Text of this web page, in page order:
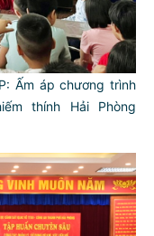
Ấm áp chương trình
thính Hải Phòng